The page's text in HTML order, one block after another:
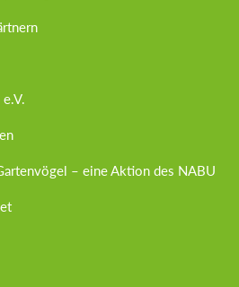
– eine Aktion des NABU